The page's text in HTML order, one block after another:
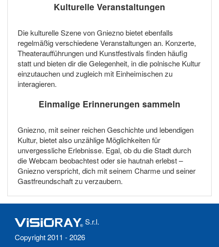
Kulturelle Veranstaltungen
Die kulturelle Szene von Gniezno bietet ebenfalls
regelmäßig verschiedene Veranstaltungen an. Konzerte,
Theateraufführungen und Kunstfestivals finden häufig
statt und bieten dir die Gelegenheit, in die polnische Kultur
einzutauchen und zugleich mit Einheimischen zu
interagieren.
Einmalige Erinnerungen sammeln
Gniezno, mit seiner reichen Geschichte und lebendigen
Kultur, bietet also unzählige Möglichkeiten für
unvergessliche Erlebnisse. Egal, ob du die Stadt durch
die Webcam beobachtest oder sie hautnah erlebst –
Gniezno verspricht, dich mit seinem Charme und seiner
Gastfreundschaft zu verzaubern.
S.r.l.
Copyright 2011 - 2026